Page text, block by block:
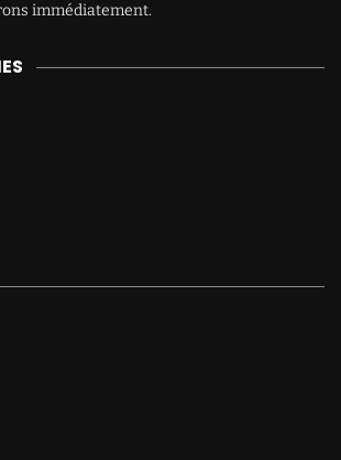
immédiatement.